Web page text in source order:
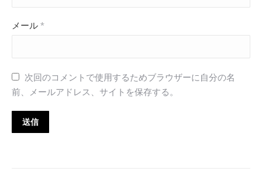
メール *
次回のコメントで使用するためブラウザーに自分の名
前、メールアドレス、サイトを保存する。